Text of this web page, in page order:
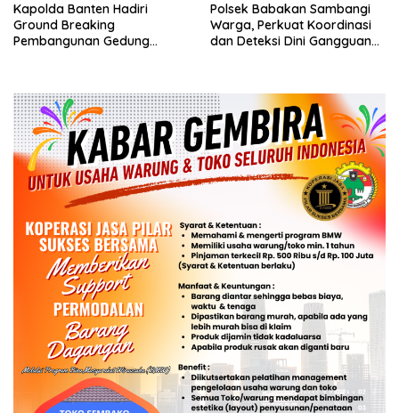
Kapolda Banten Hadiri
Ground Breaking
Pembangunan Gedung
Polsek Babakan Sambangi
Warga, Perkuat Koordinasi
dan Deteksi Dini Gangguan